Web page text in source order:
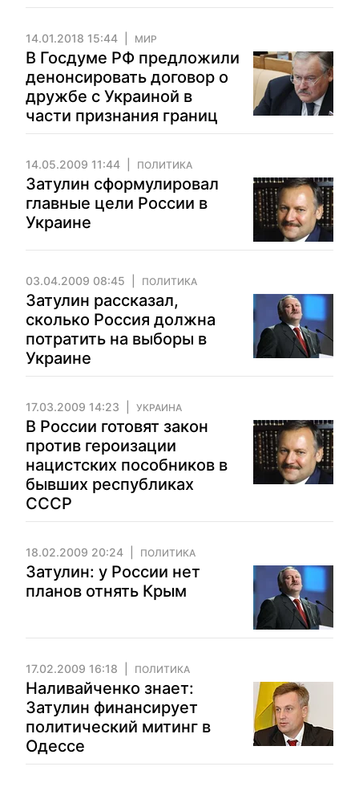
14.01.2018 15:44 МИР
В Госдуме РФ предложили
денонсировать договор о
дружбе с Украиной в
части признания границ
14.05.2009 11:44 ПОЛИТИКА
Затулин сформулировал
главные цели России в
Украине
03.04.2009 08:45 ПОЛИТИКА
Затулин рассказал,
сколько Россия должна
потратить на выборы в
Украине
17.03.2009 14:23 УКРАИНА
В России готовят закон
против героизации
нацистских пособников в
бывших республиках
СССР
18.02.2009 20:24 ПОЛИТИКА
Затулин: у России нет
планов отнять Крым
17.02.2009 16:18 ПОЛИТИКА
Наливайченко знает:
Затулин финансирует
политический митинг в
Одессе